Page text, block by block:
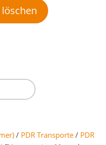
/ PDR Transporte / PDR